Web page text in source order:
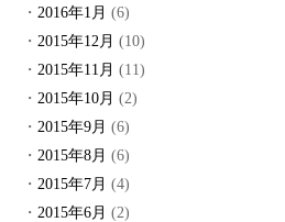
2016年1月 (6)
2015年12月 (10)
2015年11月 (11)
2015年10月 (2)
2015年9月 (6)
2015年8月 (6)
2015年7月 (4)
2015年6月 (2)